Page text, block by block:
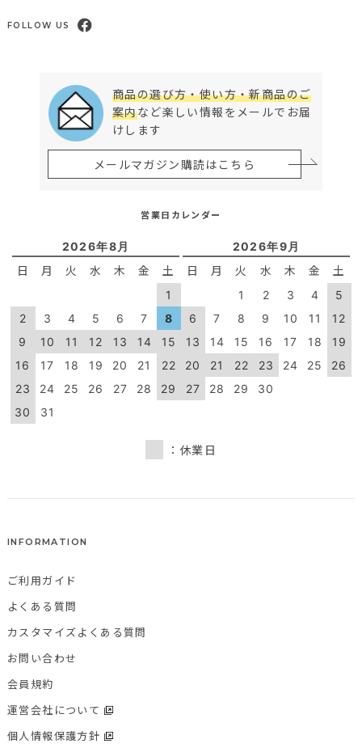
FOLLOW US
商品の選び方・使い方・新商品のご
案内など楽しい情報をメールでお届
けします
メールマガジン購読はこちら
営業日カレンダー
2026年8月
日 月 火 水 木 金 土
1
2
3 4 5 6 7
8
9
10 11 12 13 14
15
16
17 18 19 20 21
22
23
24 25 26 27 28
29
30
31
2026年9月
日 月 火 水 木 金 土
1 2 3 4
5
6
7 8 9 10 11
12
13
14 15 16 17 18
19
20
21 22 23 24 25
26
27
28 29 30
：休業日
INFORMATION
ご利用ガイド
よくある質問
カスタマイズよくある質問
お問い合わせ
会員規約
運営会社について
個人情報保護方針